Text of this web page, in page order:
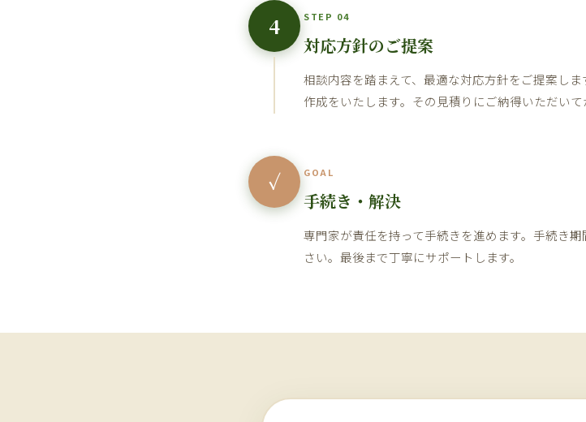
4 STEP 04
対応方針のご提案
相談内容を踏まえて、最適な対応方針をご提案し
作成をいたします。その見積りにご納得いただいて
✓ GOAL
手続き・解決
専門家が責任を持って手続きを進めます。手続き
さい。最後まで丁寧にサポートします。